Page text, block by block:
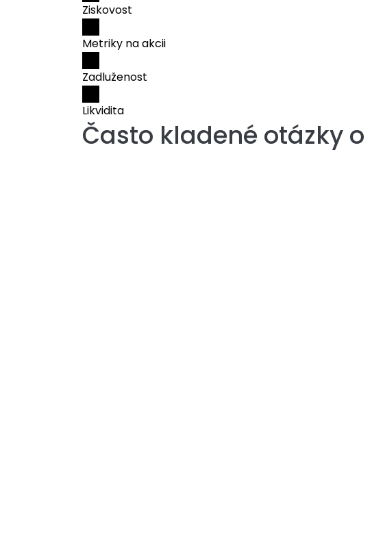
Ziskovost
Metriky na akcii
Zadluženost
Likvidita
Často kladené otázky o